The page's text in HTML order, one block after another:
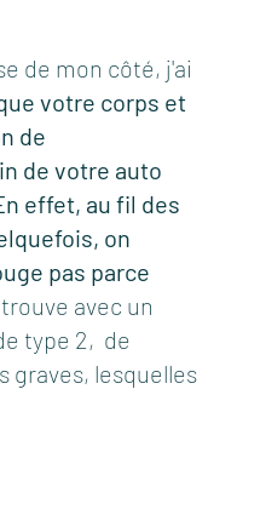
de mon côté, j'ai
votre corps et
de
de votre auto
effet, au fil des
on
pas parce
avec un
type 2,  de
graves, lesquelles